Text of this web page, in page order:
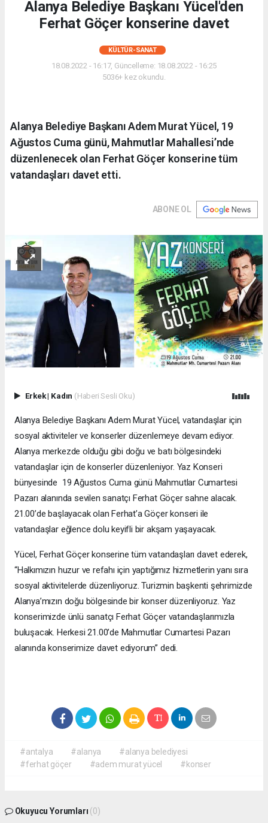
Alanya Belediye Başkanı Yücel'den
Ferhat Göçer konserine davet
KÜLTÜR-SANAT
18.08.2022 - 16:17, Güncelleme: 18.08.2022 - 16:25
5036+ kez okundu.
Alanya Belediye Başkanı Adem Murat Yücel, 19
Ağustos Cuma günü, Mahmutlar Mahallesi’nde
düzenlenecek olan Ferhat Göçer konserine tüm
vatandaşları davet etti.
ABONE OL
Erkek| Kadın (Haberi Sesli Oku)
Alanya Belediye Başkanı Adem Murat Yücel, vatandaşlar için
sosyal aktiviteler ve konserler düzenlemeye devam ediyor.
Alanya merkezde olduğu gibi doğu ve batı bölgesindeki
vatandaşlar için de konserler düzenleniyor. Yaz Konseri
bünyesinde 19 Ağustos Cuma günü Mahmutlar Cumartesi
Pazarı alanında sevilen sanatçı Ferhat Göçer sahne alacak.
21.00’de başlayacak olan Ferhat’a Göçer konseri ile
vatandaşlar eğlence dolu keyifli bir akşam yaşayacak.
Yücel, Ferhat Göçer konserine tüm vatandaşları davet ederek,
“Halkımızın huzur ve refahı için yaptığımız hizmetlerin yanı sıra
sosyal aktivitelerde düzenliyoruz. Turizmin başkenti şehrimizde
Alanya’mızın doğu bölgesinde bir konser düzenliyoruz. Yaz
konserimizde ünlü sanatçı Ferhat Göçer vatandaşlarımızla
buluşacak. Herkesi 21.00’de Mahmutlar Cumartesi Pazarı
alanında konserimize davet ediyorum” dedi.
#antalya #alanya
#alanya belediyesi
#ferhat göçer
#adem murat yücel #konser
Okuyucu Yorumları (0)